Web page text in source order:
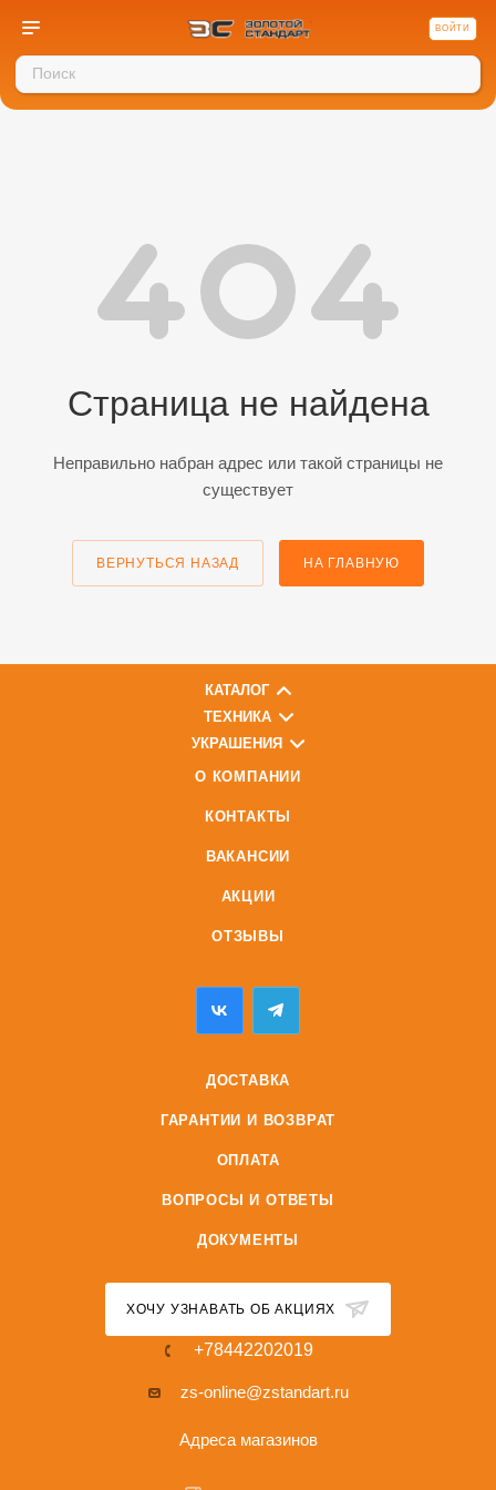
ВОЙТИ
Страница не найдена
Неправильно набран адрес или такой страницы не
существует
ВЕРНУТЬСЯ НАЗАД НА ГЛАВНУЮ
КАТАЛОГ
ТЕХНИКА
УКРАШЕНИЯ
О КОМПАНИИ
КОНТАКТЫ
ВАКАНСИИ
АКЦИИ
ОТЗЫВЫ
ДОСТАВКА
ГАРАНТИИ И ВОЗВРАТ
ОПЛАТА
ВОПРОСЫ И ОТВЕТЫ
ДОКУМЕНТЫ
ХОЧУ УЗНАВАТЬ ОБ АКЦИЯХ
+78442202019
zs-online@zstandart.ru
Адреса магазинов